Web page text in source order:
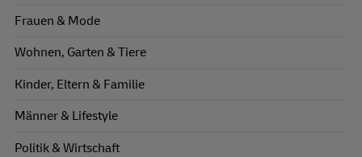
Frauen & Mode
Wohnen, Garten & Tiere
Kinder, Eltern & Familie
Männer & Lifestyle
Politik & Wirtschaft